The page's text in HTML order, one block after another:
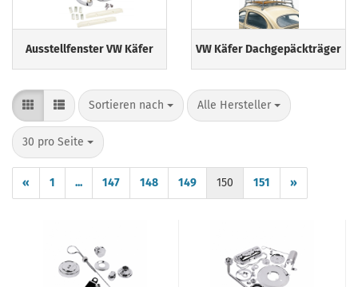
Ausstellfenster VW Käfer VW Käfer Dachgepäckträger
Sortieren nach
Sortieren nach Alle Hersteller
pro Seite
30 pro Seite
pro Seite
« 1 ... 147 148 149 150 151 »